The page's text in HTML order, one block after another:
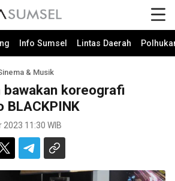
Info Sumsel Lintas Daerah
& Musik
bawakan koreografi
BLACKPINK
11:30 WIB